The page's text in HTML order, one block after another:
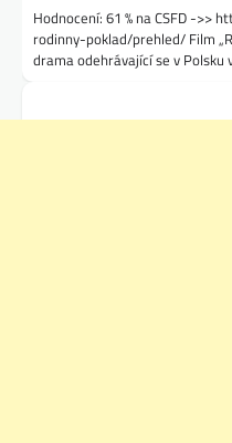
Hodnocení: 61 % na CSFD ->>
rodinny-poklad/prehled/ Film
drama odehrávající se v Polsku